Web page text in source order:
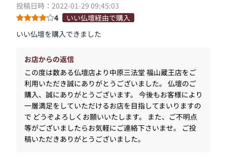
投稿日時：2022-01-29 09:45:03
4
いい仏壇経由で購入
いい仏壇を購入できました
お店からの返信
この度は数ある仏壇店より中原三法堂 福山蔵王店をご
利用いただき誠にありがとうございました。 仏壇のご
購入、誠にありがとうございます。 今後もお客様により
一層満足をしていただけるお店を目指してまいりますの
で どうぞよろしくお願いいたします。 また、ご不明点
等がございましたらお気軽にご連絡下さいませ。 ご投
稿いただきありがとうございました。